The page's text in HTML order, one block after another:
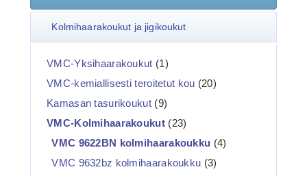
Kolmihaarakoukut ja jigikoukut
VMC-Yksihaarakoukut (1)
VMC-kemiallisesti teroitetut kou (20)
Kamasan tasurikoukut(9)
VMC-Kolmihaarakoukut(23)
VMC 9622BN kolmihaarakoukku (4)
VMC 9632bz kolmihaarakoukku (3)